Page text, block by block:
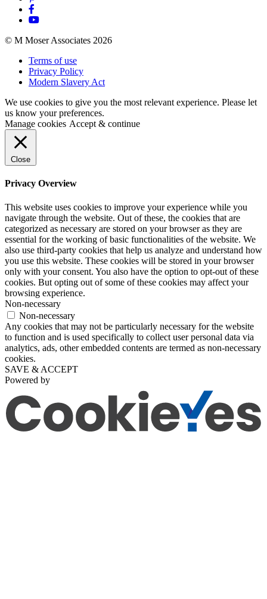
© M Moser Associates 2026
Terms of use
Privacy Policy
Modern Slavery Act
We use cookies to give you the most relevant experience. Please let
us know your preferences.
Manage cookies Accept & continue
Close
Privacy Overview
This website uses cookies to improve your experience while you
navigate through the website. Out of these, the cookies that are
categorized as necessary are stored on your browser as they are
essential for the working of basic functionalities of the website. We
also use third-party cookies that help us analyze and understand how
you use this website. These cookies will be stored in your browser
only with your consent. You also have the option to opt-out of these
cookies. But opting out of some of these cookies may affect your
browsing experience.
Non-necessary
Non-necessary
Any cookies that may not be particularly necessary for the website
to function and is used specifically to collect user personal data via
analytics, ads, other embedded contents are termed as non-necessary
cookies.
SAVE & ACCEPT
Powered by